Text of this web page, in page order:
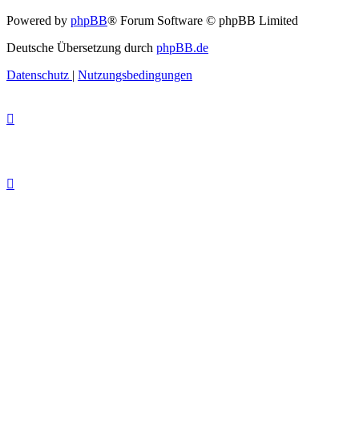
Powered by phpBB® Forum Software © phpBB Limited
Deutsche Übersetzung durch phpBB.de
Datenschutz | Nutzungsbedingungen